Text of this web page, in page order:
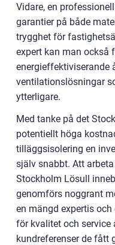
Vidare, en
garantier på både
trygghet för
expert kan man också
energieffektiviserande
ventilationslösningar
ytterligare.
Med tanke på det
potentiellt höga
tilläggsisolering en
själv snabbt. Att
Stockholm Lösull
genomförs noggrant
en mängd expertis
för kvalitet och service
kundreferenser de fått